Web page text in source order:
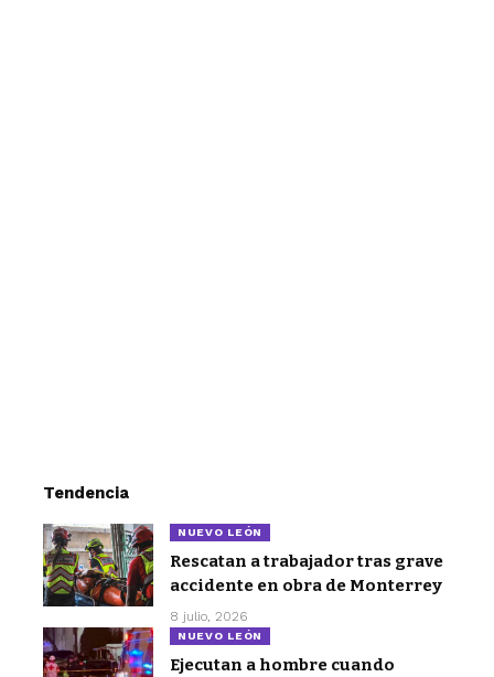
Tendencia
NUEVO LEÓN
Rescatan a trabajador tras grave
accidente en obra de Monterrey
8 julio, 2026
NUEVO LEÓN
Ejecutan a hombre cuando